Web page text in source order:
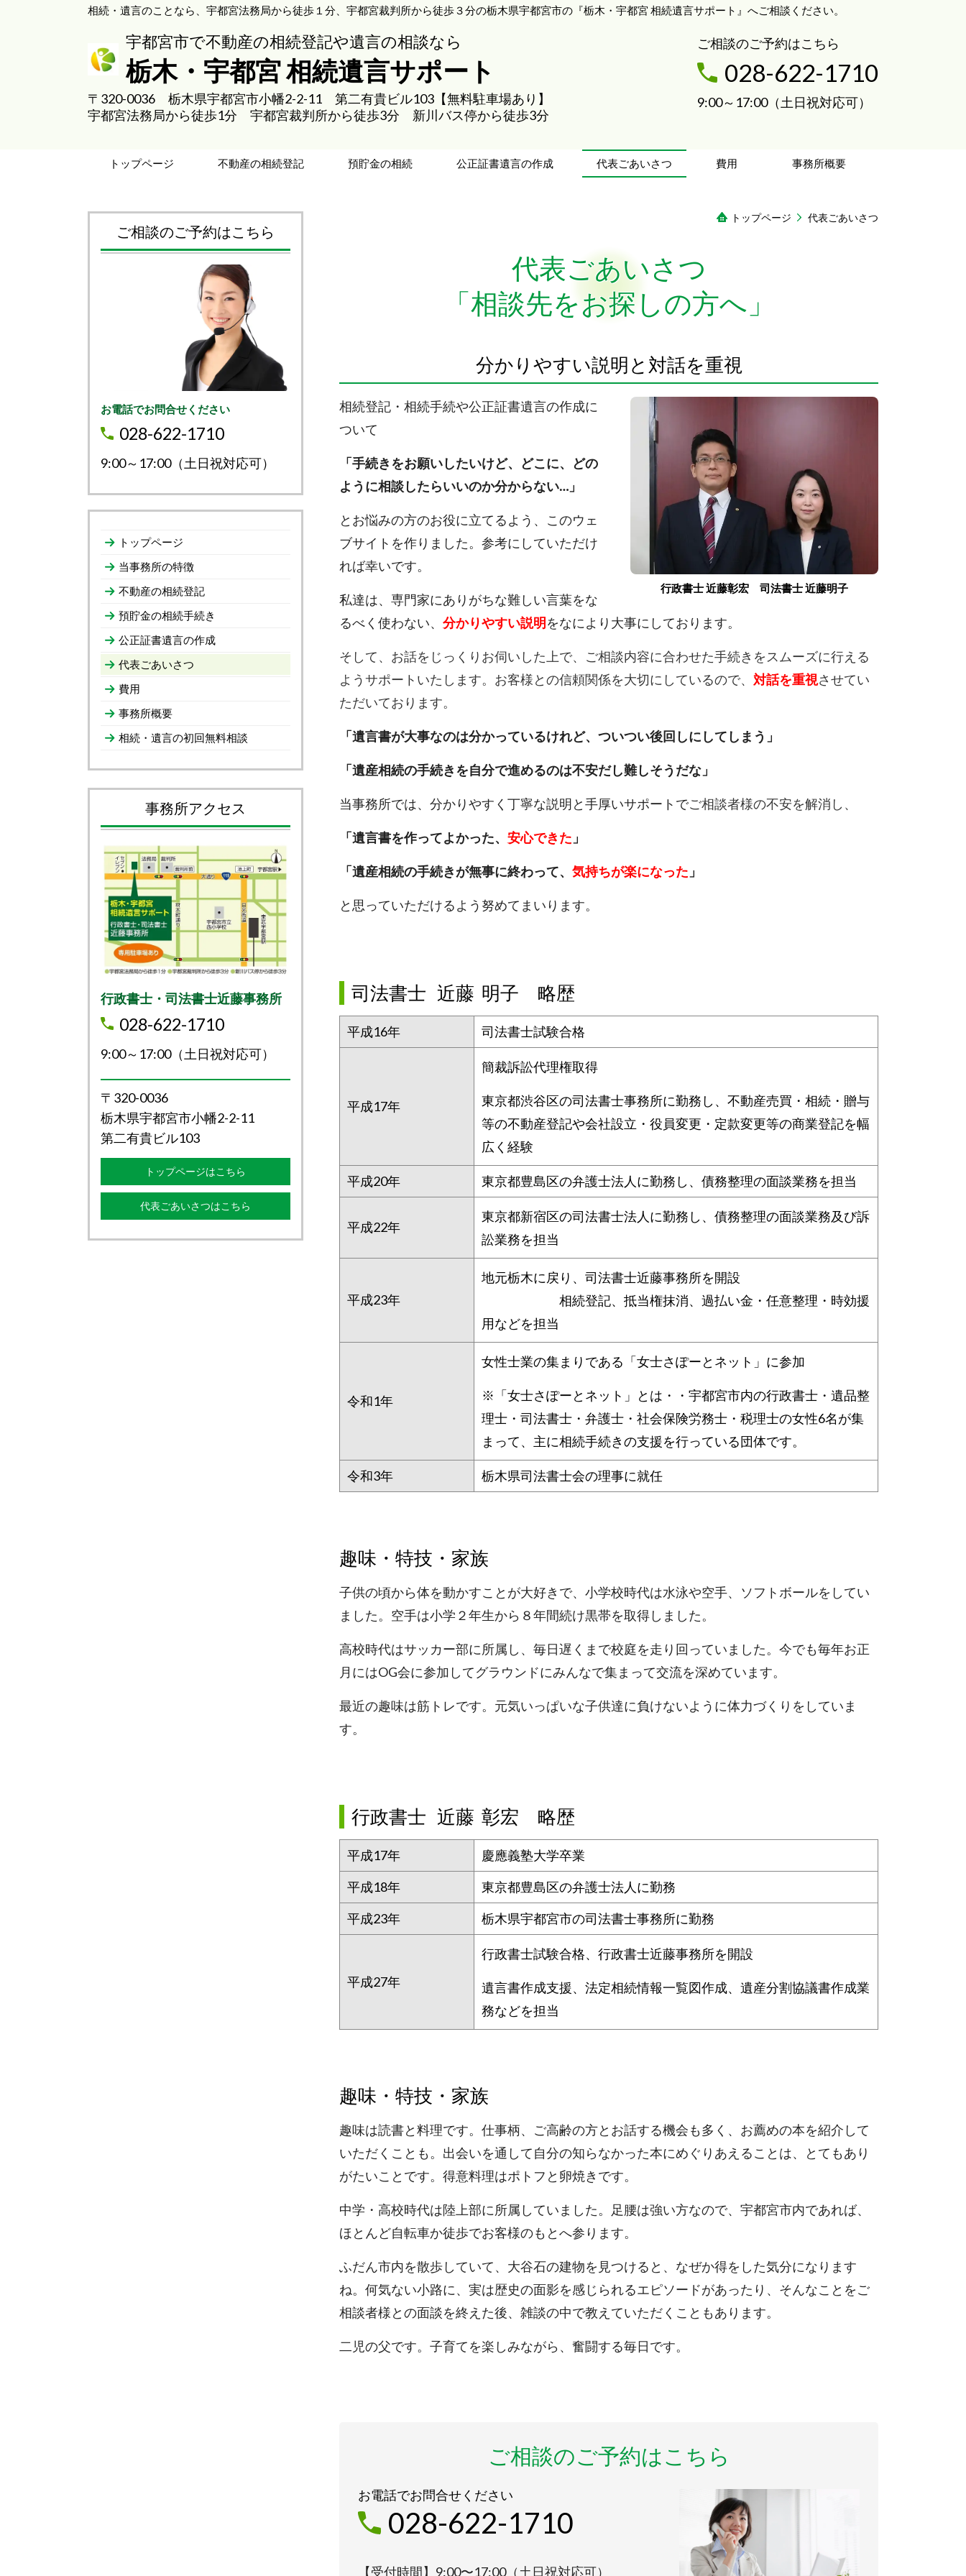
相続・遺言のことなら、宇都宮法務局から徒歩１分、宇都宮裁判所から徒歩３分の栃木県宇都宮市の『栃木・宇都宮 相続遺言サポート』へご相談ください。
宇都宮市で不動産の相続登記や遺言の相談なら
栃木・宇都宮 相続遺言サポート
〒320-0036 栃木県宇都宮市小幡2-2-11 第二有貴ビル103【無料駐車場あり】
宇都宮法務局から徒歩1分 宇都宮裁判所から徒歩3分 新川バス停から徒歩3分
ご相談のご予約はこちら
028-622-1710
9:00～17:00（土日祝対応可）
トップページ 不動産の相続登記 預貯金の相続 公正証書遺言の作成 代表ごあいさつ 費用 事務所概要
トップページ 代表ごあいさつ
代表ごあいさつ
「相談先をお探しの方へ」
分かりやすい説明と対話を重視
行政書士 近藤彰宏 司法書士 近藤明子
相続登記・相続手続や公正証書遺言の作成に
ついて
「手続きをお願いしたいけど、どこに、どの
ように相談したらいいのか分からない…」
とお悩みの方のお役に立てるよう、このウェ
ブサイトを作りました。参考にしていただけ
れば幸いです。
私達は、専門家にありがちな難しい言葉をな
るべく使わない、 分かりやすい説明をなにより大事にしております。
そして、お話をじっくりお伺いした上で、ご相談内容に合わせた手続きをスムーズに行える
ようサポートいたします。 お客様との信頼関係を大切にしているので、 対話を重視させてい
ただいております。
「遺言書が大事なのは分かっているけれど、ついつい後回しにしてしまう」
「遺産相続の手続きを自分で進めるのは不安だし難しそうだな」
当事務所では、分かりやすく丁寧な説明と手厚いサポートでご相談者様の不安を解消し、
「遺言書を作ってよかった、 安心できた 」
「遺産相続の手続きが無事に終わって、 気持ちが楽になった 」
と思っていただけるよう努めてまいります。
司法書士 近藤 明子 略歴
平成16年 司法書士試験合格
平成17年
簡裁訴訟代理権取得
東京都渋谷区の司法書士事務所に勤務し、不動産売買・相続・贈与
等の不動産登記や会社設立・役員変更・定款変更等の商業登記を幅
広く経験
平成20年 東京都豊島区の弁護士法人に勤務し、債務整理の面談業務を担当
平成22年
東京都新宿区の司法書士法人に勤務し、債務整理の面談業務及び訴
訟業務を担当
平成23年
地元栃木に戻り、司法書士近藤事務所を開設
相続登記、抵当権抹消、過払い金・任意整理・時効援
用などを担当
令和1年
女性士業の集まりである「女士さぽーとネット」に参加
※「女士さぽーとネット」とは・・宇都宮市内の行政書士・遺品整
理士・司法書士・弁護士・社会保険労務士・税理士の女性6名が集
まって、主に相続手続きの支援を行っている団体です。
令和3年 栃木県司法書士会の理事に就任
趣味・特技・家族
子供の頃から体を動かすことが大好きで、小学校時代は水泳や空手、ソフトボールをしてい
ました。空手は小学２年生から８年間続け黒帯を取得しました。
高校時代はサッカー部に所属し、毎日遅くまで校庭を走り回っていました。今でも毎年お正
月にはOG会に参加してグラウンドにみんなで集まって交流を深めています。
最近の趣味は筋トレです。元気いっぱいな子供達に負けないように体力づくりをしていま
す。
行政書士 近藤 彰宏 略歴
平成17年
慶應義塾大学卒業
平成18年
東京都豊島区の弁護士法人に勤務
平成23年
栃木県宇都宮市の司法書士事務所に勤務
平成27年
行政書士試験合格、行政書士近藤事務所を開設
遺言書作成支援、法定相続情報一覧図作成、遺産分割協議書作成業
務などを担当
趣味・特技・家族
趣味は読書と料理です。仕事柄、ご高齢の方とお話する機会も多く、お薦めの本を紹介して
いただくことも。出会いを通して自分の知らなかった本にめぐりあえることは、とてもあり
がたいことです。得意料理はポトフと卵焼きです。
中学・高校時代は陸上部に所属していました。足腰は強い方なので、宇都宮市内であれば、
ほとんど自転車か徒歩でお客様のもとへ参ります。
ふだん市内を散歩していて、大谷石の建物を見つけると、なぜか得をした気分になります
ね。何気ない小路に、実は歴史の面影を感じられるエピソードがあったり、そんなことをご
相談者様との面談を終えた後、雑談の中で教えていただくこともあります。
二児の父です。子育てを楽しみながら、奮闘する毎日です。
ご相談のご予約はこちら
お電話でお問合せください
028-622-1710
【受付時間】9:00〜17:00（土日祝対応可）
ご相談のご予約はこちら
お電話でお問合せください
028-622-1710
9:00～17:00（土日祝対応可）
トップページ
当事務所の特徴
不動産の相続登記
預貯金の相続手続き
公正証書遺言の作成
代表ごあいさつ
費用
事務所概要
相続・遺言の初回無料相談
事務所アクセス
行政書士・司法書士近藤事務所
028-622-1710
9:00～17:00（土日祝対応可）
〒320-0036
栃木県宇都宮市小幡2-2-11
第二有貴ビル103
トップページはこちら
代表ごあいさつはこちら